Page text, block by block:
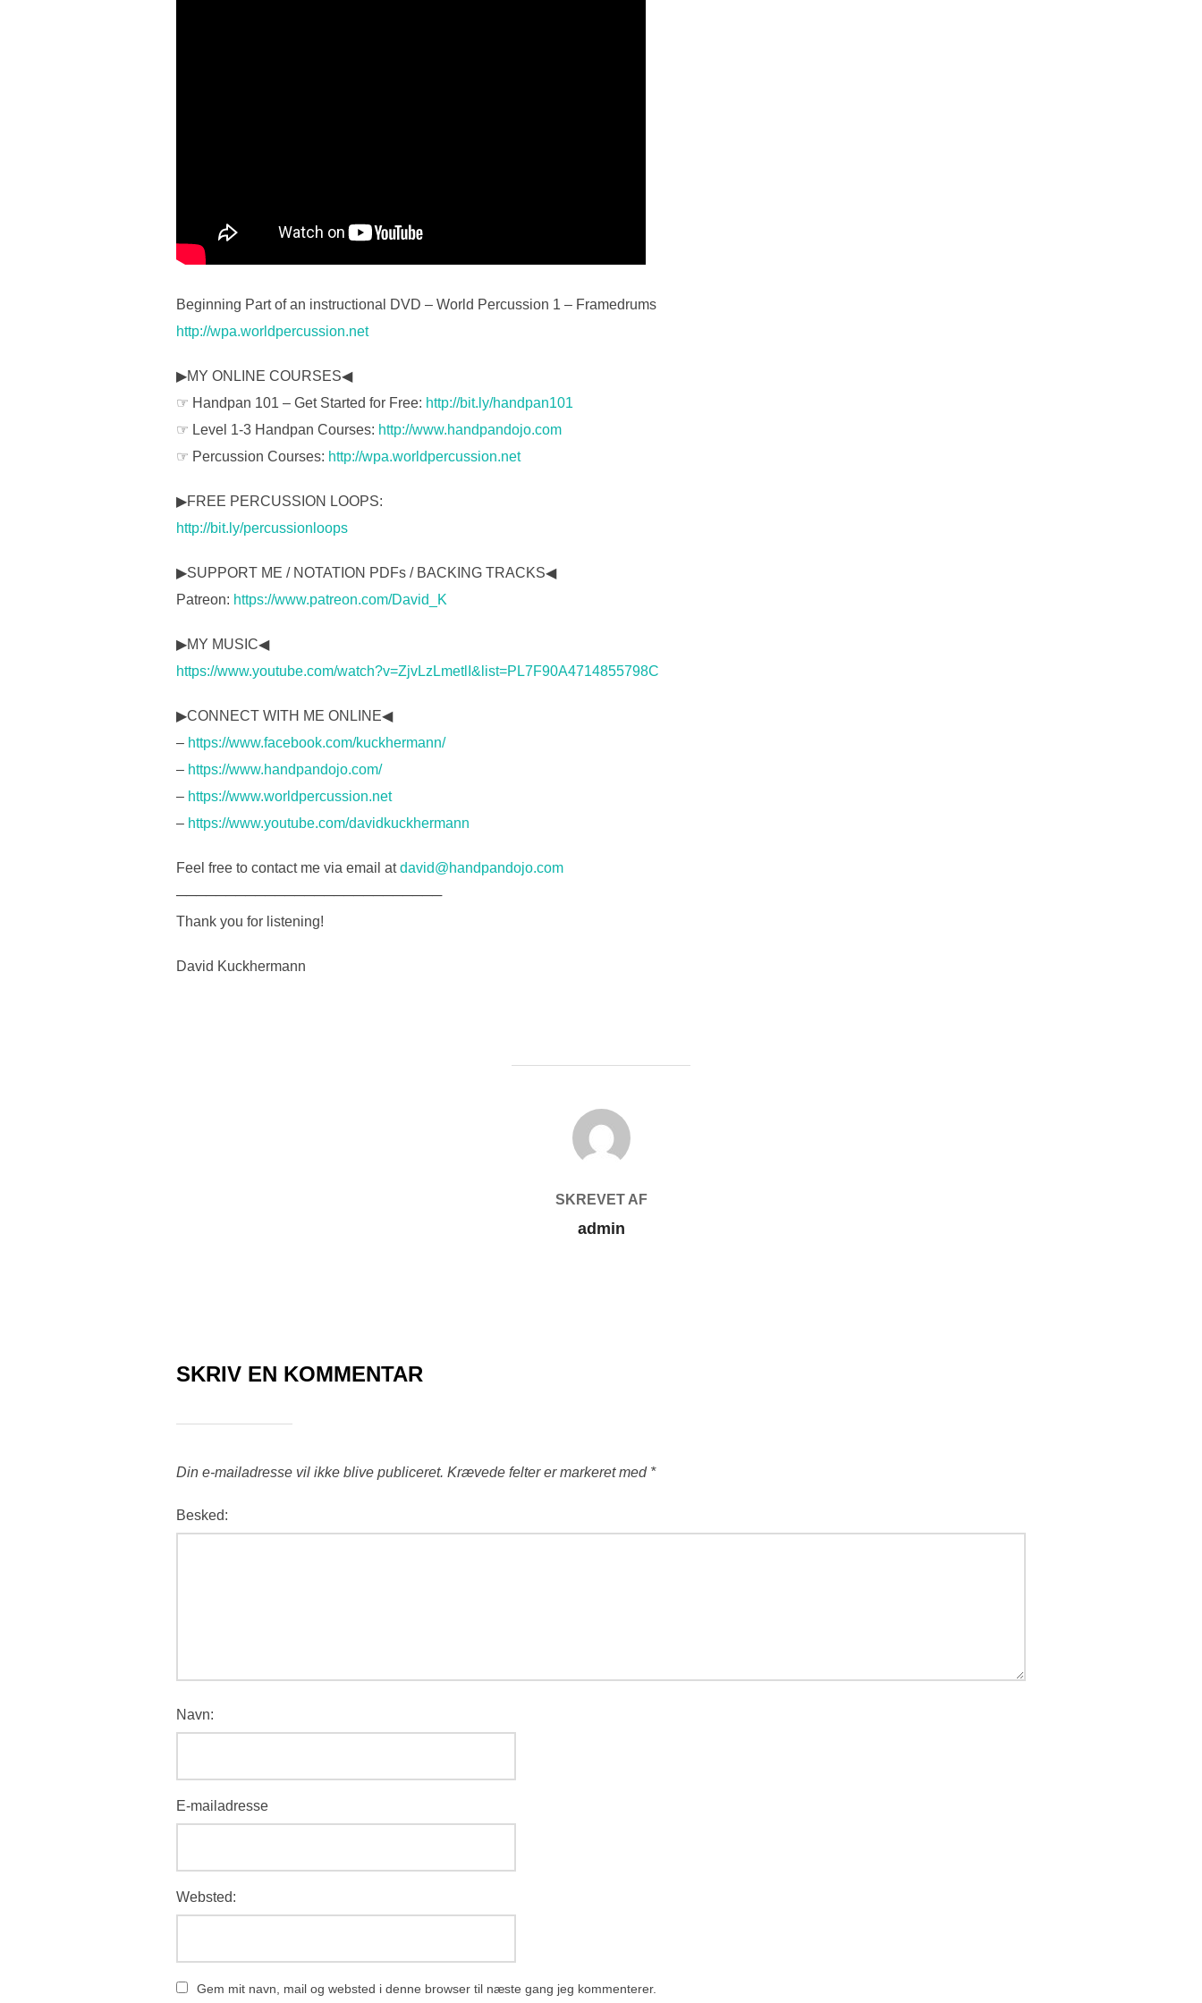
Beginning Part of an instructional DVD – World Percussion 1 – Framedrums
http://wpa.worldpercussion.net
▶MY ONLINE COURSES◀
☞ Handpan 101 – Get Started for Free: http://bit.ly/handpan101
☞ Level 1-3 Handpan Courses: http://www.handpandojo.com
☞ Percussion Courses: http://wpa.worldpercussion.net
▶FREE PERCUSSION LOOPS:
http://bit.ly/percussionloops
▶SUPPORT ME / NOTATION PDFs / BACKING TRACKS◀
Patreon: https://www.patreon.com/David_K
▶MY MUSIC◀
https://www.youtube.com/watch?v=ZjvLzLmetlI&list=PL7F90A4714855798C
▶CONNECT WITH ME ONLINE◀
– https://www.facebook.com/kuckhermann/
– https://www.handpandojo.com/
– https://www.worldpercussion.net
– https://www.youtube.com/davidkuckhermann
Feel free to contact me via email atdavid@handpandojo.com
───────────────────────────
Thank you for listening!
David Kuckhermann
FORFATTER
SKREVET AF
admin
SKRIV EN KOMMENTAR
Din e-mailadresse vil ikke blive publiceret. Krævede felter er markeret med *
Besked:
Navn:
E-mailadresse
Websted:
Gem mit navn, mail og websted i denne browser til næste gang jeg kommenterer.